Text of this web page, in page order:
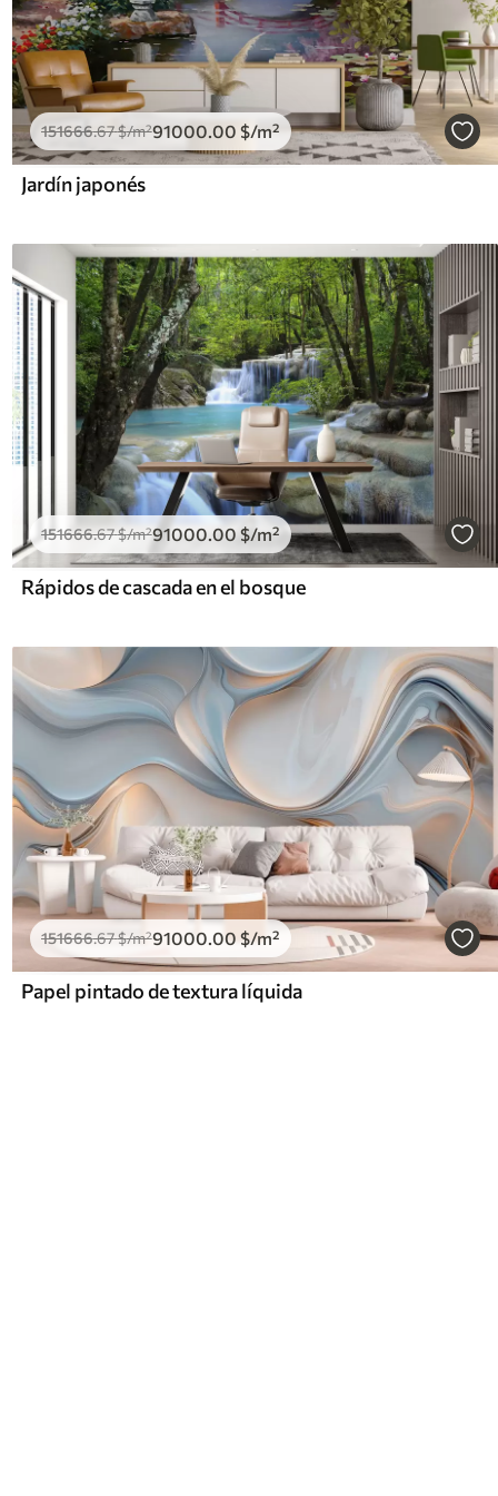
151666.67$/m²91000 .00 $/m²
Jardín japonés
151666.67$/m²91000.00 $/m²
Rápidos de cascada en el bosque
151666.67$/m²91000 .00 $/m²
Papel pintado de textura líquida